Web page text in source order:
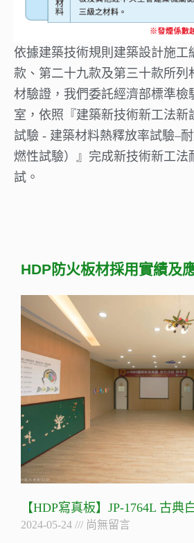
依據建築技術規則建築設計施工
款、第二十九款及第三十款所列
材驗證，我們委託經濟部標準檢
室，依照『建築新技術新工法新
試驗 - 建築材料熱釋放率試驗–
燃性試驗）』完成新技術新工法
試。
HDP防火板材採用實績及
【HDP寫真板】JP-1764L 古典
2024-05-24 尚無留言